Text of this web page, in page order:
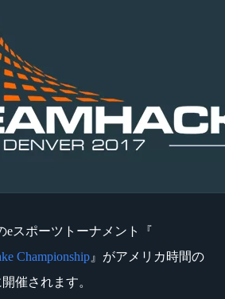
eスポーツトーナメント『
Championship 』がアメリカ時間の
催されます。